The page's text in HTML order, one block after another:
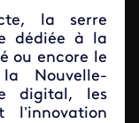
la serre
dédiée à la
ou encore le
Nouvelle-
digital, les
l’innovation